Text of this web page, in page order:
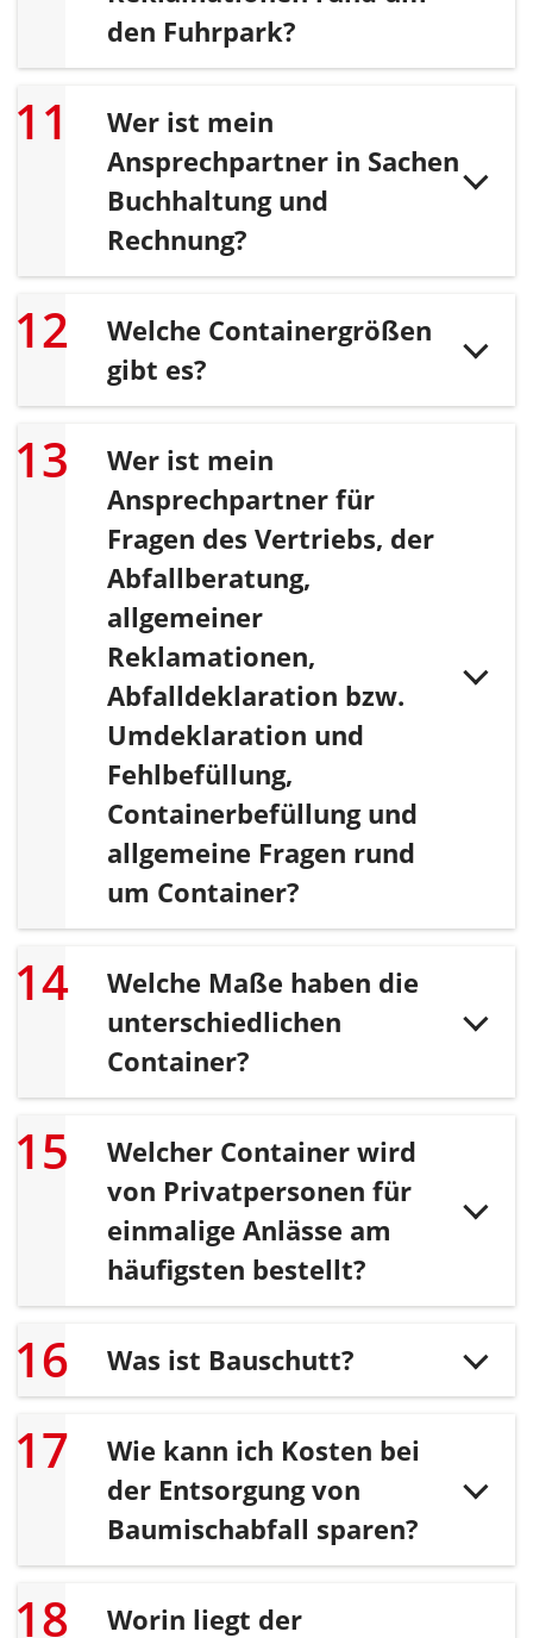
den Fuhrpark?
Wer ist mein
Ansprechpartner in Sachen
Buchhaltung und
Rechnung?
Welche Containergrößen
gibt es?
Wer ist mein
Ansprechpartner für
Fragen des Vertriebs, der
Abfallberatung,
allgemeiner
Reklamationen,
Abfalldeklaration bzw.
Umdeklaration und
Fehlbefüllung,
Containerbefüllung und
allgemeine Fragen rund
um Container?
Welche Maße haben die
unterschiedlichen
Container?
Welcher Container wird
von Privatpersonen für
einmalige Anlässe am
häufigsten bestellt?
Was ist Bauschutt?
Wie kann ich Kosten bei
der Entsorgung von
Baumischabfall sparen?
Worin liegt der